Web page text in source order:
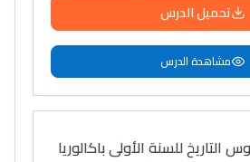
تحميل الدرس
مشاهدة الدرس
للسنة الأولى باكالوريا